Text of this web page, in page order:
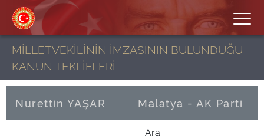
MİLLETVEKİLİNİN İMZASININ BULUNDUĞU
KANUN TEKLİFLERİ
Nurettin YAŞAR Malatya - AK Parti
Ara: